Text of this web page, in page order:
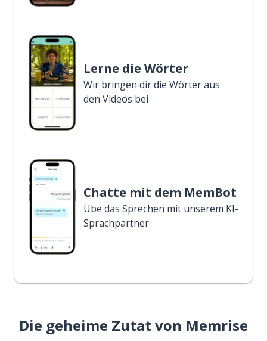
Lerne die Wörter
Wir bringen dir die Wörter aus
den Videos bei
Chatte mit dem MemBot
Übe das Sprechen mit unserem KI-
Sprachpartner
Die geheime Zutat von Memrise